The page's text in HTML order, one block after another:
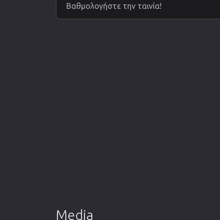
Βαθμολογήστε την ταινία!
Media